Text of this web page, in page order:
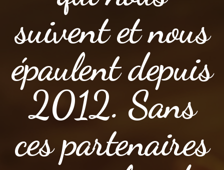
suivent et nous
épaulent depuis
2012. Sans
ces partenaires